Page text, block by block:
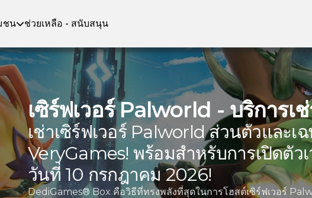
ชน ช่วยเหลือ - สนับสนุน
เซิร์ฟเวอร์ Palworld - บริการเ
เช่าเซิร์ฟเวอร์ Palworld ส่วนตัวและ
VeryGames! พร้อมสำหรับการเปิดตัว
วันที่ 10 กรกฎาคม 2026!
DediGames® Box คือวิธีที่ทรงพลังที่สุดในการโฮสต์เซิร์ฟเวอร์